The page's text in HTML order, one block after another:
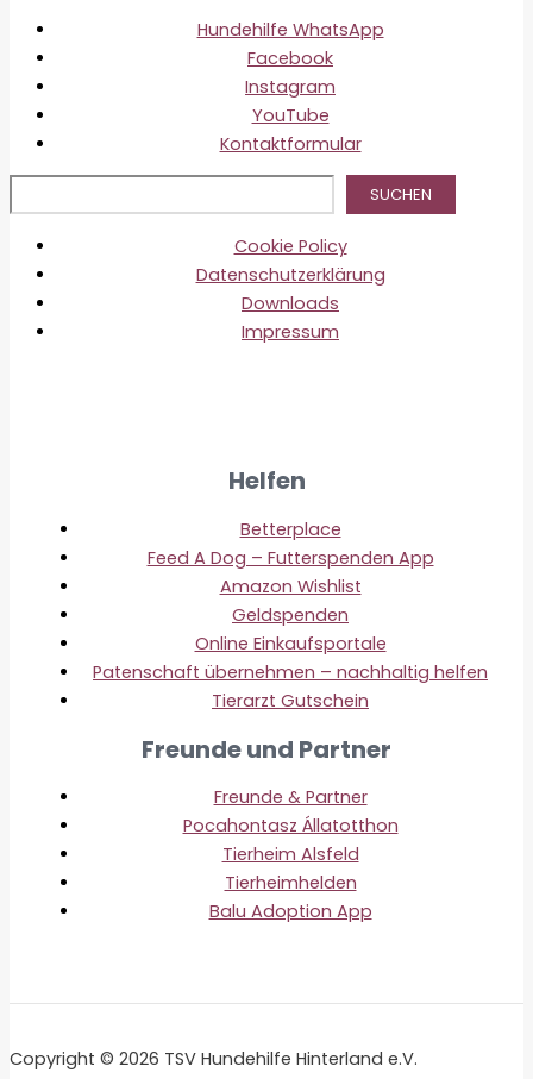
Hundehilfe WhatsApp
Facebook
Instagram
YouTube
Kontaktformular
SUCHEN
Cookie Policy
Datenschutzerklärung
Downloads
Impressum
Helfen
Betterplace
Feed A Dog – Futterspenden App
Amazon Wishlist
Geldspenden
Online Einkaufsportale
Patenschaft übernehmen – nachhaltig helfen
Tierarzt Gutschein
Freunde und Partner
Freunde & Partner
Pocahontasz Állatotthon
Tierheim Alsfeld
Tierheimhelden
Balu Adoption App
Copyright © 2026 TSV Hundehilfe Hinterland e.V.